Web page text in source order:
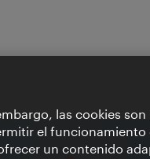
las cookies
el funcionamiento
un contenido